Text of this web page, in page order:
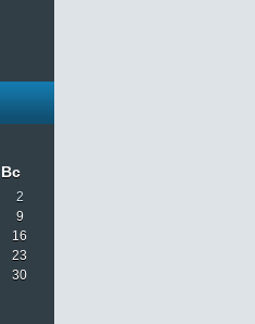
Вс
2
9
16
23
30